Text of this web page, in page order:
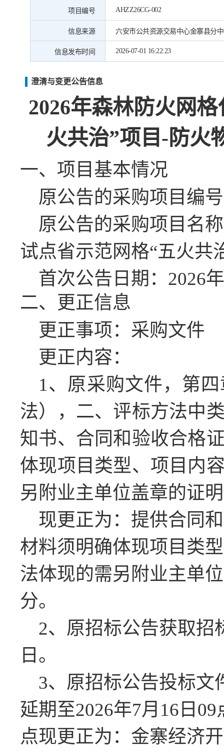
项目编号 AHZZ26CG-002
信息来源 六安市公共资源交易中心金寨县分
信息发布时间 2026-07-01 16:22:23
澄清与变更公告信息
2026年森林防火网
火共治”项目-防火
一、项目基本情况
原公告的采购项目编
原公告的采购项目名
试点省示范网格“五火共
首次公告日期： 2026
二、更正信息
更正事项： 采购文件
更正内容：
1、原采购文件，第
法），二、评标方法中
知书、合同和验收合格
体现项目类型、项目内
另附业主单位盖章的证
现更正为：提供合同
材料须明确体现项目类
法体现的需另附业主单
分。
2、 原招标公告获取招
日。
3、 原招标公告投标文
延期至2026年7月 16 日 09
点现更正为：金寨经济